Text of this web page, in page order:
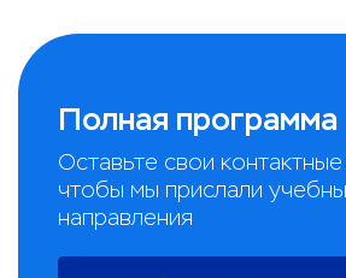
Полная программа
Оставьте свои
чтобы мы прислали
направления